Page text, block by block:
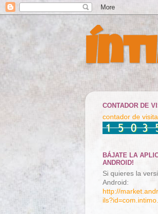
CONTADOR DE
contador de
BÁJATE LA
ANDROID!
Si quieres la
Android:
http://